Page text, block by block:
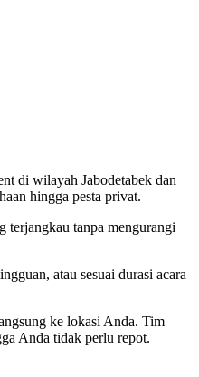
di wilayah Jabodetabek dan
hingga pesta privat.
terjangkau tanpa mengurangi
atau sesuai durasi acara
ke lokasi Anda. Tim
Anda tidak perlu repot.